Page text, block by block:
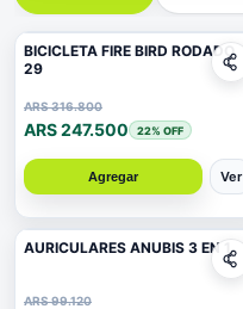
BICICLETA FIRE BIRD RODADO
29
ARS 316.800
ARS 247.500 22% OFF
Agregar Ver
AURICULARES ANUBIS 3 EN 1
ARS 99.120